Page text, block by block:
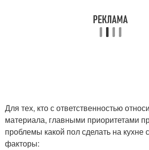
Для тех, кто с ответственностью
материала, главными приоритетами
проблемы какой пол сделать на кухне
факторы: